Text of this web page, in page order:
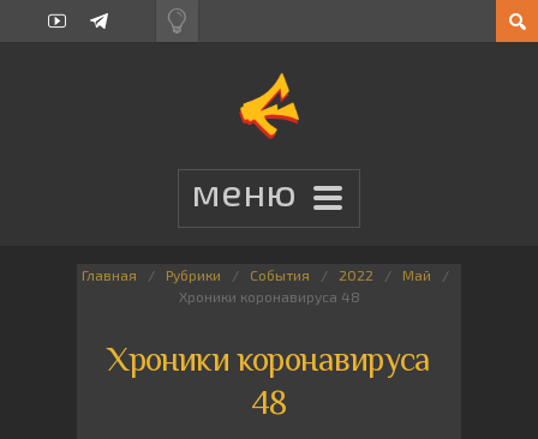
Главная Рубрики События 2022
Май
Хроники коронавируса 48
Хроники коронавируса
48